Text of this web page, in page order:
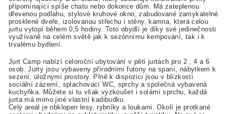
připomínající spíše chatu nebo dokonce dům. Má zateplenou
dřevenou podlahu, stylové kruhové okno, zabudované zamykatelné
prosklené dveře, izolovanou střechu i stěny, kamna, která celou
jurtu vytopí během 0,5 hodiny. Toto obydlí je díky své jedinečnosti
využívaně na celém světě jak k sezónnímu kempování, tak i k
trvalému bydlení.
Jurt Camp nabízí celoroční ubytování v pěti jurtách pro 2 , 4 a 6
osob. Jurty jsou vybaveny přírodními futony na spaní, nábytkem k
sezení, úložnými prostory. Plně k dispozici jsou v blízkosti
sociální zázemí, splachovací WC, sprchy a společná vybavená
kuchyňka. Můžete si tu však vyzkoušet i solární sprchu, každá
jurta má mimo jiné vlastní kadibudku.
Celý areál je obklopen lesy, rybníky a loukami. Okolí je protkané